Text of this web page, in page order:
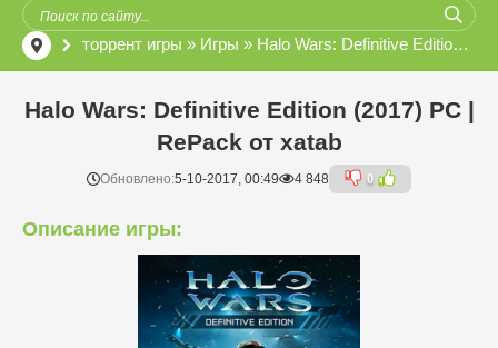
торрент игры » Игры » Halo Wars: Definitive Edition (2017) PC | RePack от xatab
Halo Wars: Definitive Edition (2017) PC |
RePack от xatab
Обновлено:5-10-2017, 00:49 4 848 0
Описание игры: